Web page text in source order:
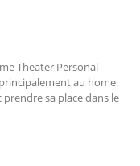
Theater Personal
au home
sa place dans le